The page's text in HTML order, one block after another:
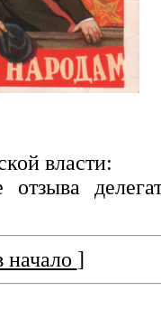
власти:
начало ]